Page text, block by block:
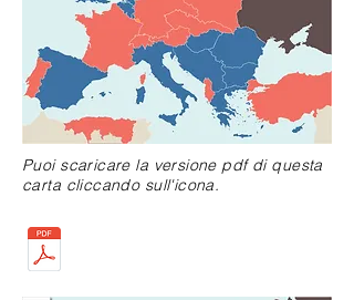
Puoi scaricare la versione pdf di questa
carta cliccando sull'icona.